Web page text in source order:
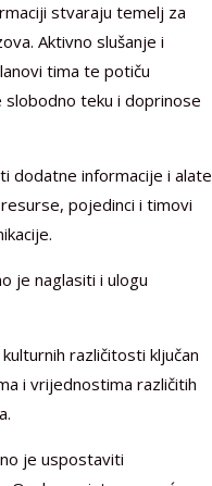
stvaraju temelj za
Aktivno slušanje i
tima te potiču
slobodno teku i doprinose
dodatne informacije i alate
pojedinci i timovi
je naglasiti i ulogu
različitosti ključan
i vrijednostima različitih
je uspostaviti